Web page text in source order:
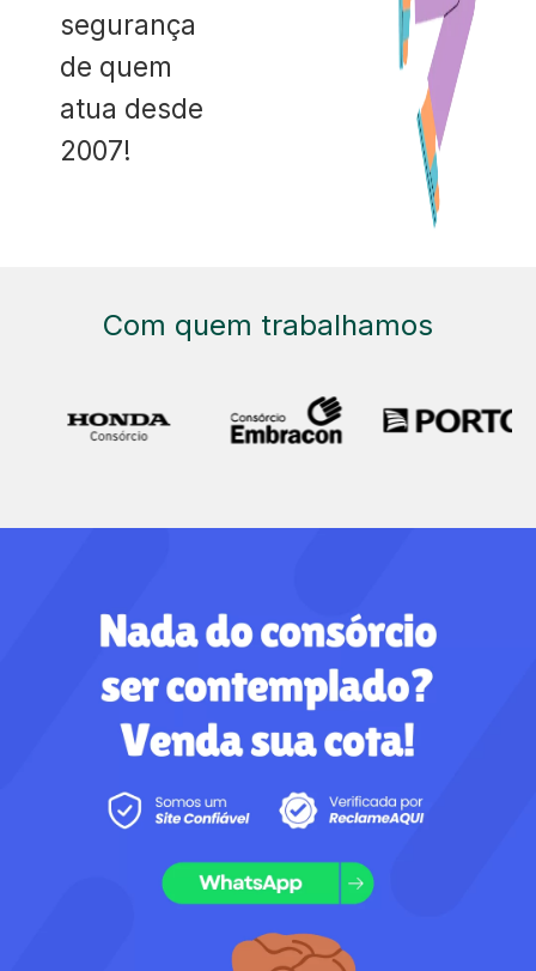
segurança
de quem
atua desde
2007!
Com quem trabalhamos